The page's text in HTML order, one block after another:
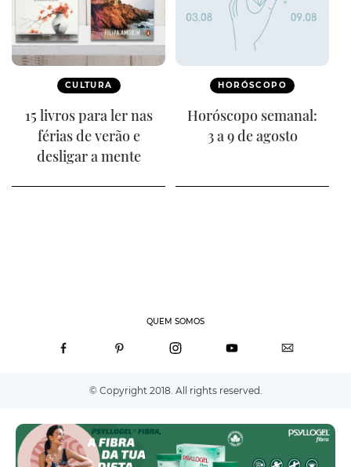
CULTURA
15 livros para ler nas
férias de verão e
desligar a mente
HORÓSCOPO
Horóscopo semanal:
3 a 9 de agosto
QUEM SOMOS
© Copyright 2018. All rights reserved.